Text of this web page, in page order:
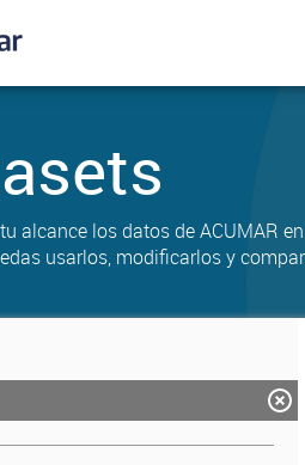
alcance los datos de ACUMAR
usarlos, modificarlos y